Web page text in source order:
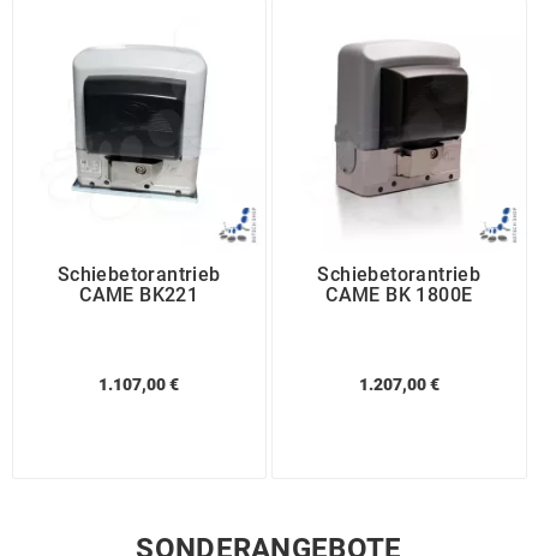
Schiebetorantrieb
CAME BK221
1.107,00 €
Schiebetorantrieb
CAME BK 1800E
1.207,00 €
SONDERANGEBOTE